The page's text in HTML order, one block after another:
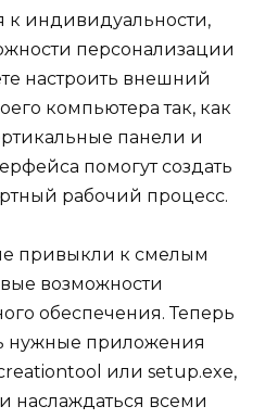
к индивидуальности,
персонализации
настроить внешний
компьютера так, как
панели и
помогут создать
рабочий процесс.
привыкли к смелым
возможности
обеспечения. Теперь
нужные приложения
или setup.exe,
наслаждаться всеми